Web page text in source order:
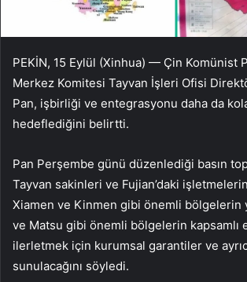
PEKİN, 15 Eylül (Xinhua) — Çin Komünist
Merkez Komitesi Tayvan İşleri Ofisi
Pan, işbirliği ve entegrasyonu daha da
hedeflediğini belirtti.
Pan Perşembe günü düzenlediği basın
Tayvan sakinleri ve Fujian’daki işletmelerin
Xiamen ve Kinmen gibi önemli bölgelerin
ve Matsu gibi önemli bölgelerin kapsamlı
ilerletmek için kurumsal garantiler ve
sunulacağını söyledi.